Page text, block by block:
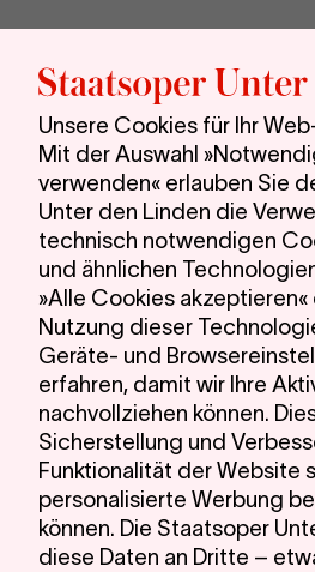
Unsere Cookies für Ihr
Mit der Auswahl
verwenden« erlauben Sie
Unter den Linden die
technisch notwendigen
und ähnlichen
»Alle Cookies
Nutzung dieser
Geräte- und
erfahren, damit wir Ihre
nachvollziehen können.
Sicherstellung und
Funktionalität der Website
personalisierte Werbung
können. Die Staatsoper
diese Daten an Dritte –